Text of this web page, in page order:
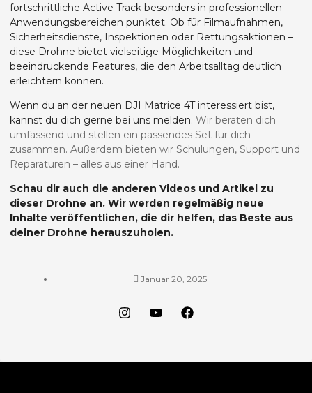
fortschrittliche Active Track besonders in professionellen
Anwendungsbereichen punktet. Ob für Filmaufnahmen,
Sicherheitsdienste, Inspektionen oder Rettungsaktionen –
diese Drohne bietet vielseitige Möglichkeiten und
beeindruckende Features, die den Arbeitsalltag deutlich
erleichtern können.
Wenn du an der neuen DJI Matrice 4T interessiert bist,
kannst du dich gerne bei uns melden. Wir beraten dich
umfassend und stellen ein passendes Set für dich
zusammen. Außerdem bieten wir Schulungen, Support und
Reparaturen – alles aus einer Hand.
Schau dir auch die anderen Videos und Artikel zu
dieser Drohne an. Wir werden regelmäßig neue
Inhalte veröffentlichen, die dir helfen, das Beste aus
deiner Drohne herauszuholen.
Januar 20, 2025